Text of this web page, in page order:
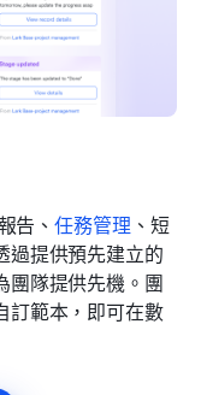
告、任務管理 、短
過提供預先建立的
團隊提供先機。團
訂範本，即可在數